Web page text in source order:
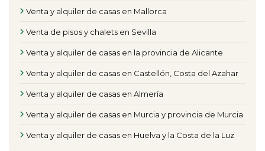
Venta y alquiler de casas en Mallorca
Venta de pisos y chalets en Sevilla
Venta y alquiler de casas en la provincia de Alicante
Venta y alquiler de casas en Castellón, Costa del Azahar
Venta y alquiler de casas en Almería
Venta y alquiler de casas en Murcia y provincia de Murcia
Venta y alquiler de casas en Huelva y la Costa de la Luz